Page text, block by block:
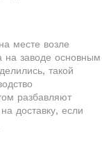
месте возле
на заводе основным
такой
разбавляют
доставку, если